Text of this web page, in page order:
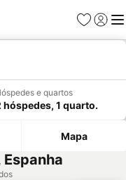
Favoritos
Iniciar
e quartos
hóspedes, 1 quarto.
Mapa